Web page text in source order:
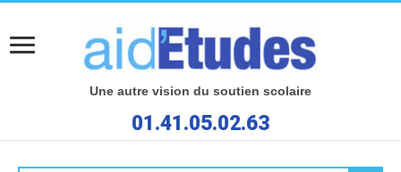
Une autre vision du soutien scolaire
01.41.05.02.63